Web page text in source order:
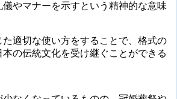
やマナーを示すという精神的な意味
た適切な使い方をすることで、格式の
の伝統文化を受け継ぐことができる